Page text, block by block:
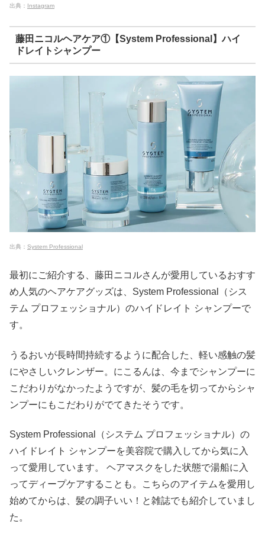
出典： Instagram
藤田ニコルヘアケア①【System Professional】ハイ
ドレイトシャンプー
出典： System Professional
最初にご紹介する、藤田ニコルさんが愛用しているおすす
め人気のヘアケアグッズは、System Professional（シス
テム プロフェッショナル）のハイドレイト シャンプーで
す。
うるおいが長時間持続するように配合した、軽い感触の髪
にやさしいクレンザー。にこるんは、今までシャンプーに
こだわりがなかったようですが、髪の毛を切ってからシャ
ンプーにもこだわりがでてきたそうです。
System Professional（システム プロフェッショナル）の
ハイドレイト シャンプーを美容院で購入してから気に入
って愛用しています。 ヘアマスクをした状態で湯船に入
ってディープケアすることも。こちらのアイテムを愛用し
始めてからは、髪の調子いい！と雑誌でも紹介していまし
た。